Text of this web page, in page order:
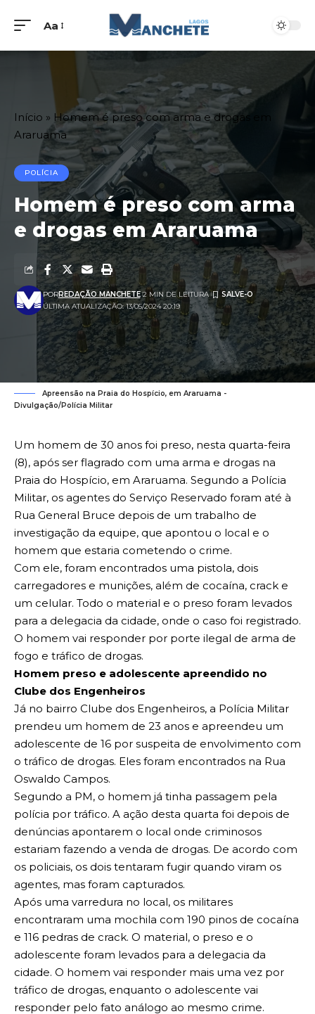
Aa
Início » Homem é preso com arma e drogas em
Araruama
POLÍCIA
Homem é preso com arma
e drogas em Araruama
ÚLTIMA ATUALIZAÇÃO: 13/05/2024 20:19
PORREDAÇÃO MANCHETE 2 MIN DE LEITURA
Apreensão na Praia do Hospício, em Araruama -
Divulgação/Polícia Militar
Um homem de 30 anos foi preso, nesta quarta-feira
(8), após ser flagrado com uma arma e drogas na
Praia do Hospício, em Araruama. Segundo a Polícia
Militar, os agentes do Serviço Reservado foram até à
Rua General Bruce depois de um trabalho de
investigação da equipe, que apontou o local e o
homem que estaria cometendo o crime.
Com ele, foram encontrados uma pistola, dois
carregadores e munições, além de cocaína, crack e
um celular. Todo o material e o preso foram levados
para a delegacia da cidade, onde o caso foi registrado.
O homem vai responder por porte ilegal de arma de
fogo e tráfico de drogas.
Homem preso e adolescente apreendido no
Clube dos Engenheiros
Já no bairro Clube dos Engenheiros, a Polícia Militar
prendeu um homem de 23 anos e apreendeu um
adolescente de 16 por suspeita de envolvimento com
o tráfico de drogas. Eles foram encontrados na Rua
Oswaldo Campos.
Segundo a PM, o homem já tinha passagem pela
polícia por tráfico. A ação desta quarta foi depois de
denúncias apontarem o local onde criminosos
estariam fazendo a venda de drogas. De acordo com
os policiais, os dois tentaram fugir quando viram os
agentes, mas foram capturados.
Após uma varredura no local, os militares
encontraram uma mochila com 190 pinos de cocaína
e 116 pedras de crack. O material, o preso e o
adolescente foram levados para a delegacia da
cidade. O homem vai responder mais uma vez por
tráfico de drogas, enquanto o adolescente vai
responder pelo fato análogo ao mesmo crime.